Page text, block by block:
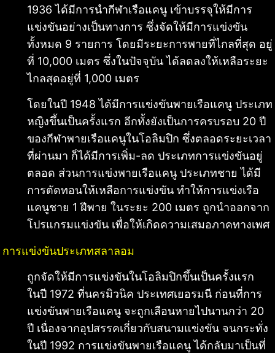
1936 ได้มีการนำกีฬาเรือแคนู เข้าบรรจุให้มีการ
แข่งขันอย่างเป็นทางการ ซึ่งจัดให้มีการแข่งขัน
ทั้งหมด 9 รายการ โดยมีระยะการพายที่ไกลที่สุด อยู่
ที่ 10,000 เมตร ซึ่งในปัจจุบัน ได้ลดลงให้เหลือระยะ
ไกลสุดอยู่ที่ 1,000 เมตร
โดยในปี 1948 ได้มีการแข่งขันพายเรือแคนู ประเภท
หญิงขึ้นเป็นครั้งแรก อีกทั้งยังเป็นการครบรอบ 20 ปี
ของกีฬาพายเรือแคนูในโอลิมปิก ซึ่งตลอดระยะเวลา
ที่ผ่านมา ก็ได้มีการเพิ่ม-ลด ประเภทการแข่งขันอยู่
ตลอด ส่วนการแข่งพายเรือแคนู ประเภทชาย ได้มี
การตัดทอนให้เหลือการแข่งขัน ทำให้การแข่งเรือ
แคนูชาย 1 ฝีพาย ในระยะ 200 เมตร ถูกนำออกจาก
โปรแกรมแข่งขัน เพื่อให้เกิดความเสมอภาคทางเพศ
การแข่งขันประเภทสลาลอม
ถูกจัดให้มีการแข่งขันในโอลิมปิกขึ้นเป็นครั้งแรก
ในปี 1972 ที่นครมิวนิค ประเทศเยอรมนี ก่อนที่การ
แข่งขันพายเรือแคนู จะถูกเลือนหายไปนานกว่า 20
ปี เนื่องจากอุปสรรคเกี่ยวกับสนามแข่งขัน จนกระทั่ง
ในปี 1992 การแข่งขันพายเรือแคนู ได้กลับมาเป็นที่